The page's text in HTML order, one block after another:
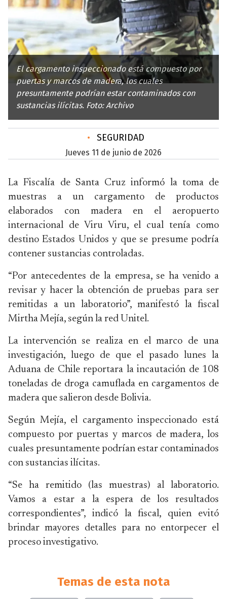
El cargamento inspeccionado está compuesto por
puertas y marcos de madera, los cuales
presuntamente podrían estar contaminados con
sustancias ilícitas. Foto: Archivo
• SEGURIDAD
jueves 11 de junio de 2026
La Fiscalía de Santa Cruz informó la toma de
muestras a un cargamento de productos
elaborados con madera en el aeropuerto
internacional de Viru Viru, el cual tenía como
destino Estados Unidos y que se presume podría
contener sustancias controladas.
“Por antecedentes de la empresa, se ha venido a
revisar y hacer la obtención de pruebas para ser
remitidas a un laboratorio”, manifestó la fiscal
Mirtha Mejía, según la red Unitel.
La intervención se realiza en el marco de una
investigación, luego de que el pasado lunes la
Aduana de Chile reportara la incautación de 108
toneladas de droga camuflada en cargamentos de
madera que salieron desde Bolivia.
Según Mejía, el cargamento inspeccionado está
compuesto por puertas y marcos de madera, los
cuales presuntamente podrían estar contaminados
con sustancias ilícitas.
“Se ha remitido (las muestras) al laboratorio.
Vamos a estar a la espera de los resultados
correspondientes”, indicó la fiscal, quien evitó
brindar mayores detalles para no entorpecer el
proceso investigativo.
Temas de esta nota